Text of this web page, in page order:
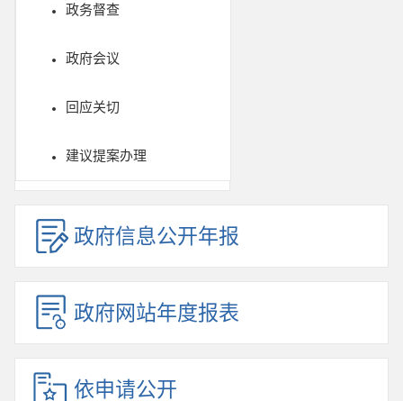
政务督查
政府会议
回应关切
建议提案办理
政府信息公开年报
政府网站年度报表
依申请公开